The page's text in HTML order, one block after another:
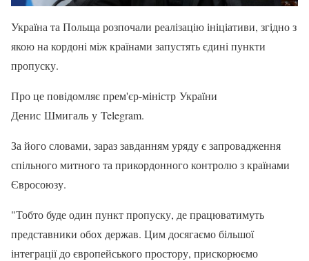
Україна та Польща розпочали реалізацію ініціативи, згідно з
якою на кордоні між країнами запустять єдині пункти
пропуску.
Про це повідомляє прем'єр-міністр України
Денис Шмигаль у Telegram.
За його словами, зараз завданням уряду є запровадження
спільного митного та прикордонного контролю з країнами
Євросоюзу.
"Тобто буде один пункт пропуску, де працюватимуть
представники обох держав. Цим досягаємо більшої
інтеграції до європейського простору, прискорюємо